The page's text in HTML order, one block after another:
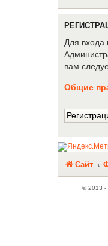
РЕГИСТРА
Для входа
вам
Общие
Регистрац
Сайт
© 2013 -